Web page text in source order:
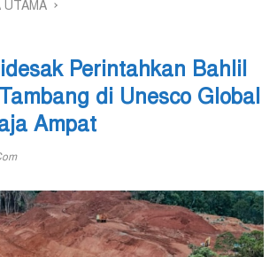
UTAMA
Perintahkan Bahlil
di Unesco Global
Ampat